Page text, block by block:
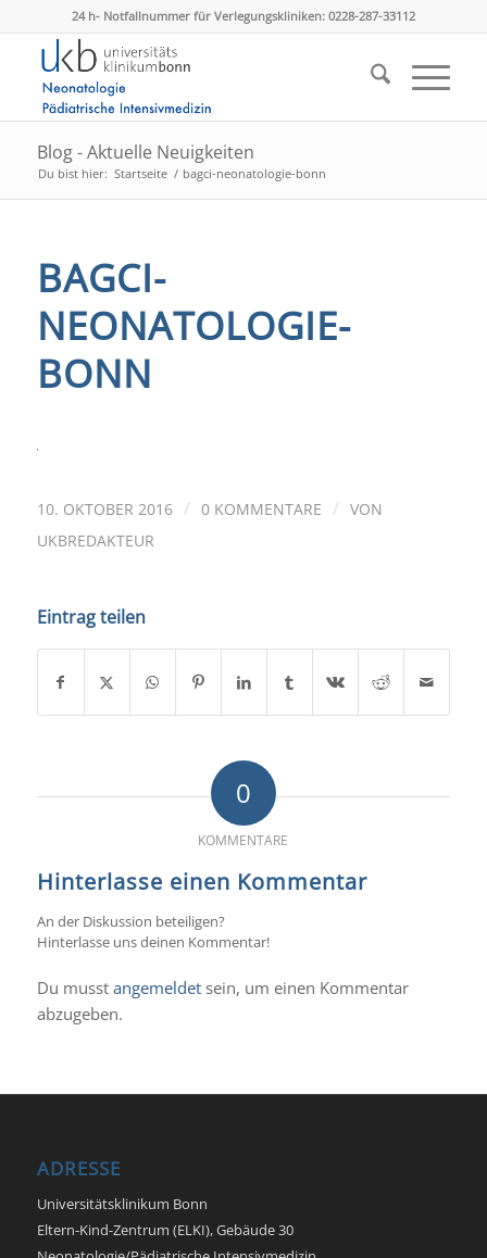
24 h- Notfallnummer für Verlegungskliniken: 0228-287-33112
Blog - Aktuelle Neuigkeiten
Du bist hier: Startseite / bagci-neonatologie-bonn
BAGCI-
NEONATOLOGIE-
BONN
10. OKTOBER 2016 / 0 KOMMENTARE / VON
UKBREDAKTEUR
Eintrag teilen
0
KOMMENTARE
Hinterlasse einen Kommentar
An der Diskussion beteiligen?
Hinterlasse uns deinen Kommentar!
Du musst angemeldetsein, um einen Kommentar
abzugeben.
ADRESSE
Universitätsklinikum Bonn
Eltern-Kind-Zentrum (ELKI), Gebäude 30